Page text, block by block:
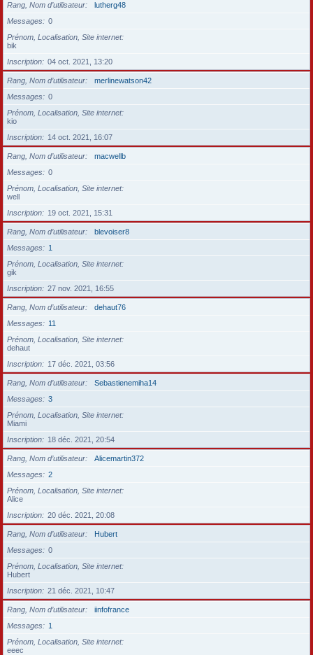
Rang, Nom d’utilisateur
lutherg48
Messages
0
Prénom, Localisation, Site internet
bik
Inscription
04 oct. 2021, 13:20
Rang, Nom d’utilisateur
merlinewatson42
Messages
0
Prénom, Localisation, Site internet
kio
Inscription
14 oct. 2021, 16:07
Rang, Nom d’utilisateur
macwellb
Messages
0
Prénom, Localisation, Site internet
well
Inscription
19 oct. 2021, 15:31
Rang, Nom d’utilisateur
blevoiser8
Messages
1
Prénom, Localisation, Site internet
gik
Inscription
27 nov. 2021, 16:55
Rang, Nom d’utilisateur
dehaut76
Messages
11
Prénom, Localisation, Site internet
dehaut
Inscription
17 déc. 2021, 03:56
Rang, Nom d’utilisateur
Sebastienemiha14
Messages
3
Prénom, Localisation, Site internet
Miami
Inscription
18 déc. 2021, 20:54
Rang, Nom d’utilisateur
Alicemartin372
Messages
2
Prénom, Localisation, Site internet
Alice
Inscription
20 déc. 2021, 20:08
Rang, Nom d’utilisateur
Hubert
Messages
0
Prénom, Localisation, Site internet
Hubert
Inscription
21 déc. 2021, 10:47
Rang, Nom d’utilisateur
iinfofrance
Messages
1
Prénom, Localisation, Site internet
eeec